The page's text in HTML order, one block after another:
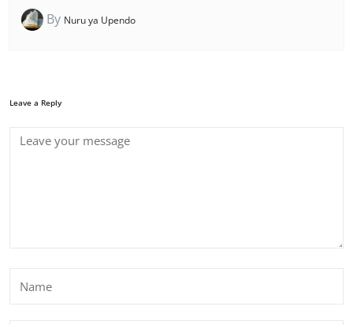
By Nuru ya Upendo
Leave a Reply